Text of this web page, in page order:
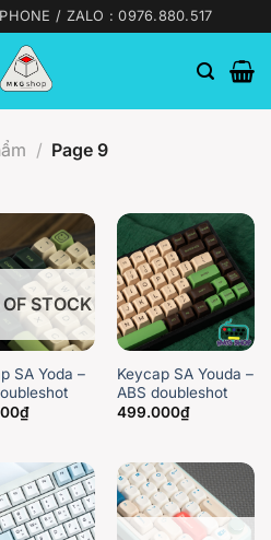
PHONE / ZALO : 0976.880.517
/ Page 9
STOCK
SA Yoda –
₫
Keycap SA Youda –
ABS doubleshot
499.000₫